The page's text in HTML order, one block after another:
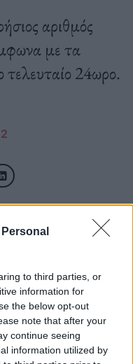
to third parties, or
information for
the below opt-out
note that after your
continue seeing
information utilized by
αριθμός
με τα
24ωρο.